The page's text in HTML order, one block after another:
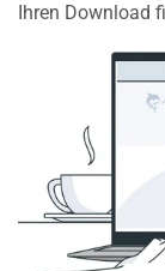
Ihren Download